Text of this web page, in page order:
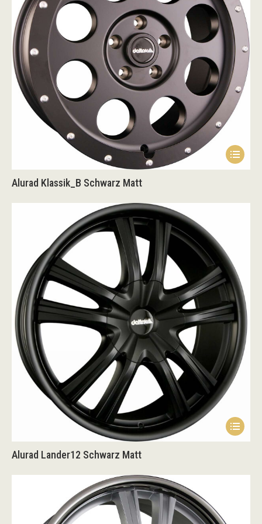
Alurad Klassik_B Schwarz Matt
Alurad Lander12 Schwarz Matt